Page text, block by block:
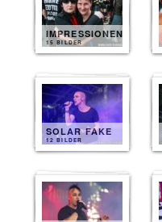
IMPRESSIONEN
15 BILDER
SOLAR FAKE
12 BILDER